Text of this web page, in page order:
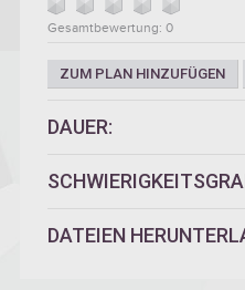
Gesamtbewertung: 0
ZUM PLAN HINZUFÜGEN
DAUER:
DATEIEN